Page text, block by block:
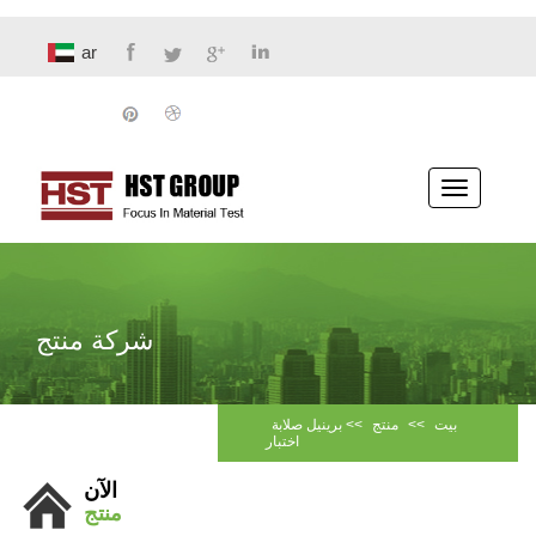
ar
تبديل
الملاحة
شركة منتج
بيت >> منتج >> برينيل صلابة
اختبار
الآن
منتج